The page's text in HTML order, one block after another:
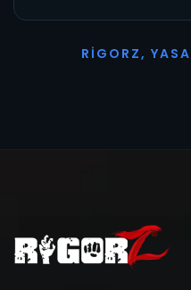
R I G O R Z, YASA